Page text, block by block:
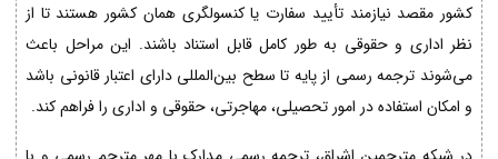
کشور مقصد نیازمند تأیید سفارت یا کنسولگری همان کشور هستند تا از
نظر اداری و حقوقی به طور کامل قابل استناد باشند. این مراحل باعث
می‌شوند ترجمه رسمی از پایه تا سطح بین‌المللی دارای اعتبار قانونی باشد
و امکان استفاده در امور تحصیلی، مهاجرتی، حقوقی و اداری را فراهم کند.